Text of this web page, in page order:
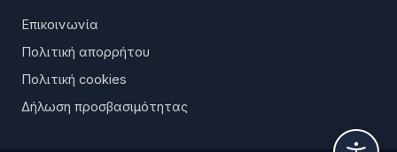
Επικοινωνία
Πολιτική απορρήτου
Πολιτική cookies
Δήλωση προσβασιμότητας